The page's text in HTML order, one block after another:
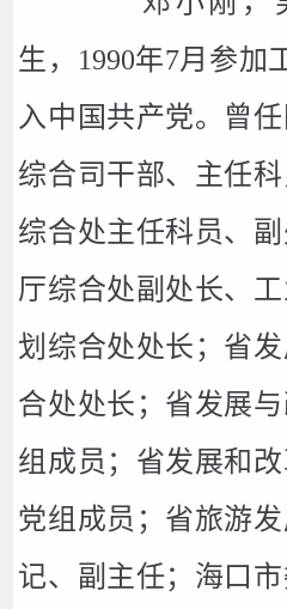
生，1990年7月参加
入中国共产党。曾
综合司干部、主任
综合处主任科员、
厅综合处副处长、
划综合处处长；省
合处处长；省发展
组成员；省发展和改
党组成员；省旅游
记、副主任；海口